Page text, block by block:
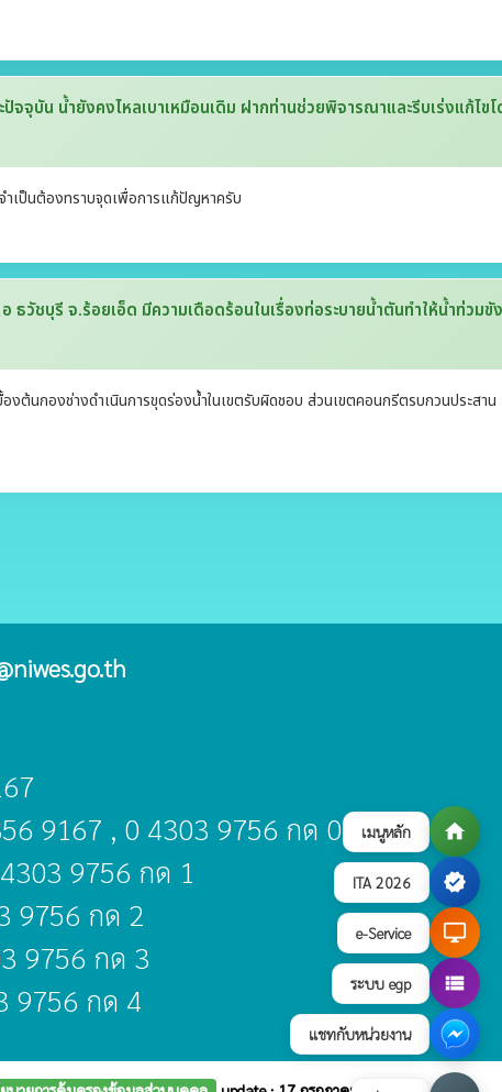
เมนูหลัก home
ITA 2026 verified
e-Service desktop_windows
ระบบ egp view_list
แชทกับหน่วยงาน
จจุบัน น้ำยังคงไหลเบาเหมือนเดิม ฝากท่านช่วยพิจารณาและรีบเร่งแก้ไข
ำเป็นต้องทราบจุดเพื่อการแก้ปัญหาครับ
ชบุรี จ.ร้อยเอ็ด มีความเดือดร้อนในเรื่องท่อระบายน้ำตันทำให้น้ำท่วมขั
ต้นกองช่างดำเนินการขุดร่องน้ำในเขตรับผิดชอบ ส่วนเขตคอนกรีตรบกวนประสาน
9167 , 0 4303 9756 กด 0
9756 กด 1
9756 กด 2
9756 กด 3
9756 กด 4